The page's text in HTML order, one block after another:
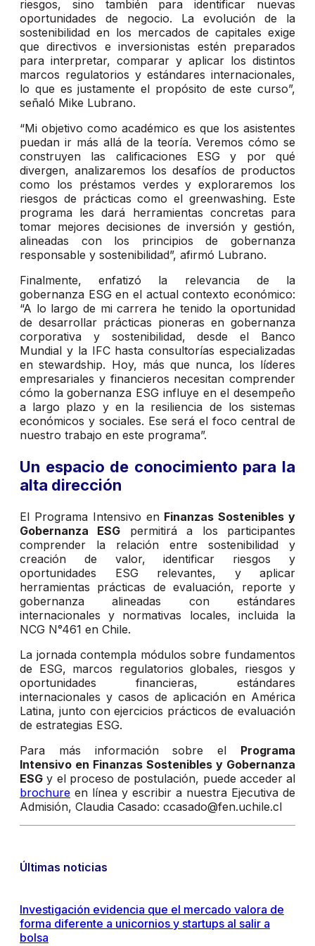
riesgos, sino también para identificar nuevas
oportunidades de negocio. La evolución de la
sostenibilidad en los mercados de capitales exige
que directivos e inversionistas estén preparados
para interpretar, comparar y aplicar los distintos
marcos regulatorios y estándares internacionales,
lo que es justamente el propósito de este curso”,
señaló Mike Lubrano.
“Mi objetivo como académico es que los asistentes
puedan ir más allá de la teoría. Veremos cómo se
construyen las calificaciones ESG y por qué
divergen, analizaremos los desafíos de productos
como los préstamos verdes y exploraremos los
riesgos de prácticas como el greenwashing. Este
programa les dará herramientas concretas para
tomar mejores decisiones de inversión y gestión,
alineadas con los principios de gobernanza
responsable y sostenibilidad”, afirmó Lubrano.
Finalmente, enfatizó la relevancia de la
gobernanza ESG en el actual contexto económico:
“A lo largo de mi carrera he tenido la oportunidad
de desarrollar prácticas pioneras en gobernanza
corporativa y sostenibilidad, desde el Banco
Mundial y la IFC hasta consultorías especializadas
en stewardship. Hoy, más que nunca, los líderes
empresariales y financieros necesitan comprender
cómo la gobernanza ESG influye en el desempeño
a largo plazo y en la resiliencia de los sistemas
económicos y sociales. Ese será el foco central de
nuestro trabajo en este programa”.
Un espacio de conocimiento para la
alta dirección
El Programa Intensivo en Finanzas Sostenibles y
Gobernanza ESG permitirá a los participantes
comprender la relación entre sostenibilidad y
creación de valor, identificar riesgos y
oportunidades ESG relevantes, y aplicar
herramientas prácticas de evaluación, reporte y
gobernanza alineadas con estándares
internacionales y normativas locales, incluida la
NCG N°461 en Chile.
La jornada contempla módulos sobre fundamentos
de ESG, marcos regulatorios globales, riesgos y
oportunidades financieras, estándares
internacionales y casos de aplicación en América
Latina, junto con ejercicios prácticos de evaluación
de estrategias ESG.
Para más información sobre el Programa
Intensivo en Finanzas Sostenibles y Gobernanza
ESG y el proceso de postulación, puede acceder al
brochure en línea y escribir a nuestra Ejecutiva de
Admisión, Claudia Casado: ccasado@fen.uchile.cl
Últimas noticias
Investigación evidencia que el mercado valora de
forma diferente a unicornios y startups al salir a
bolsa